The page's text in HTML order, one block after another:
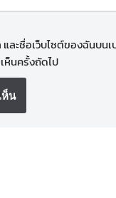
ละชื่อเว็บไซต์ของฉันบนเ
ห็นครั้งถัดไป